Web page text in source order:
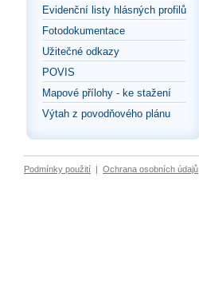
Evidenční listy hlásných profilů
Fotodokumentace
Užitečné odkazy
POVIS
Mapové přílohy - ke stažení
Výtah z povodňového plánu
Podmínky použití | Ochrana osobních údajů